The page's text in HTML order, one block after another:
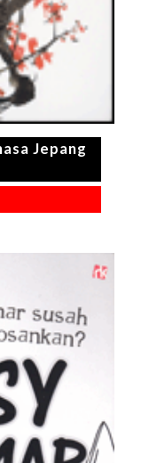
Jepang